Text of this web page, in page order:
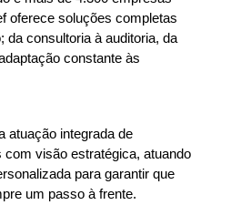
oferece soluções completas
da consultoria à auditoria, da
constante às
atuação integrada de
visão estratégica, atuando
para garantir que
um passo à frente.